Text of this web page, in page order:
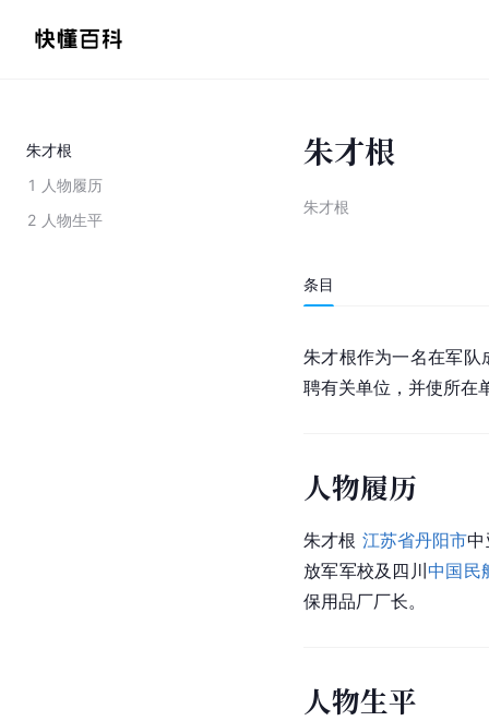
朱才根
1 人物履历
2 人物生平
朱才根
朱才根
条目
朱才根作为一名在军队
聘有关单位，并使所在
人物履历
朱才根 江苏省丹阳市中
放军军校及四川中国民
保用品厂厂长。
人物生平